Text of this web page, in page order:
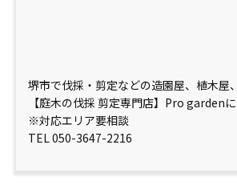
堺市で伐採・剪定などの造園屋、植木屋
【庭木の伐採 剪定専門店】Pro gardenに
※対応エリア要相談
TEL 050-3647-2216